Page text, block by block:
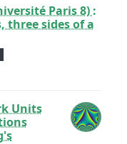
Paris 8) :
three sides of a
Units